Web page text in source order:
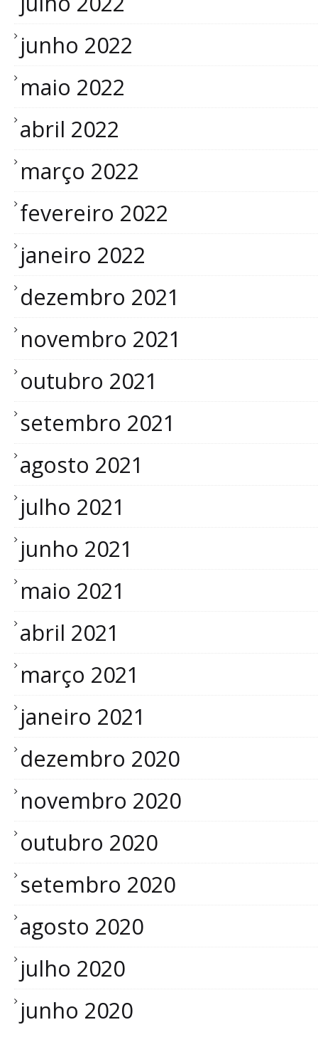
junho 2022
maio 2022
abril 2022
março 2022
fevereiro 2022
janeiro 2022
dezembro 2021
novembro 2021
outubro 2021
setembro 2021
agosto 2021
julho 2021
junho 2021
maio 2021
abril 2021
março 2021
janeiro 2021
dezembro 2020
novembro 2020
outubro 2020
setembro 2020
agosto 2020
julho 2020
junho 2020